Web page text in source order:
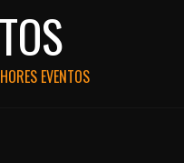
EVENTOS